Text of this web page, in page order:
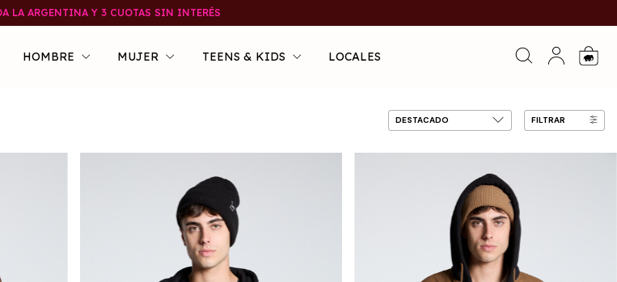
LA ARGENTINA Y 3 CUOTAS SIN INTERÉS
HOMBRE MUJER TEENS & KIDS LOCALES 0
FILTRAR